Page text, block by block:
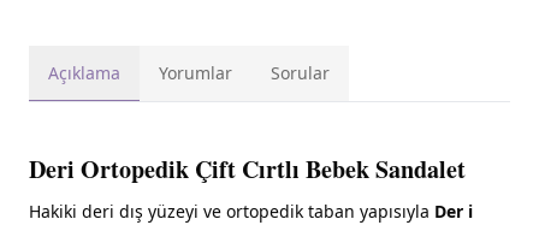
Açıklama Yorumlar Sorular
Deri Ortopedik Çift Cırtlı Bebek Sandalet
Hakiki deri dış yüzeyi ve ortopedik taban yapısıyla Der i